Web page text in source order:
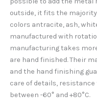
outside, it fits the
colors antracite, ash,
manufactured with
manufacturing takes
are hand finished. Their
and the hand finishing
care of details,
between -60° and +80°C.